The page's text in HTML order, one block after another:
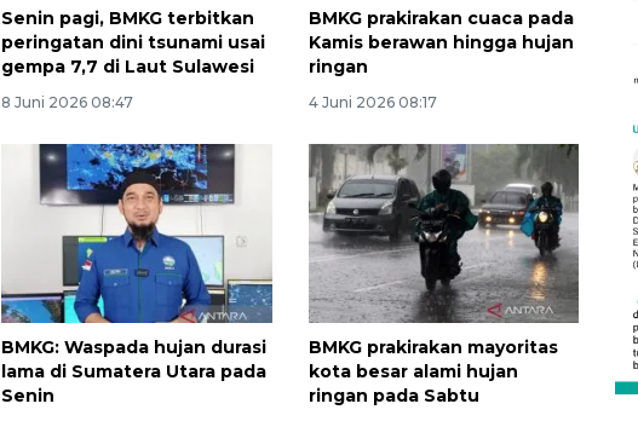
Senin pagi, BMKG terbitkan
peringatan dini tsunami usai
gempa 7,7 di Laut Sulawesi
8 Juni 2026 08:47
BMKG prakirakan cuaca pada
Kamis berawan hingga hujan
ringan
4 Juni 2026 08:17
BMKG: Waspada hujan durasi
lama di Sumatera Utara pada
Senin
BMKG prakirakan mayoritas
kota besar alami hujan
ringan pada Sabtu
Vaksin HPV untuk siswa laki-
laki
2026-08-06 06:30:00